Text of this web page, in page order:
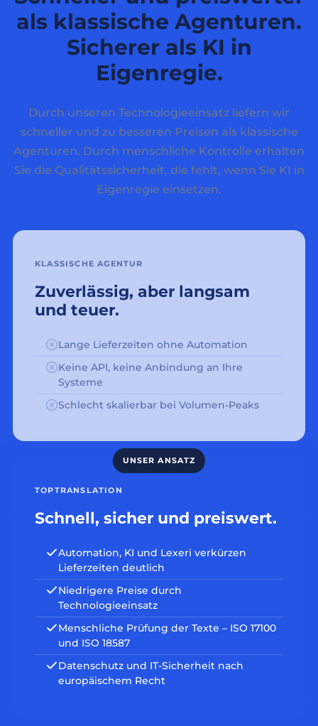
als klassische Agenturen.
Sicherer als KI in
Eigenregie.
Durch unseren Technologieeinsatz liefern wir
schneller und zu besseren Preisen als klassische
Agenturen. Durch menschliche Kontrolle erhalten
Sie die Qualitätssicherheit, die fehlt, wenn Sie KI in
Eigenregie einsetzen.
KLASSISCHE AGENTUR
Zuverlässig, aber langsam
und teuer.
Lange Lieferzeiten ohne Automation
Keine API, keine Anbindung an Ihre
Systeme
Schlecht skalierbar bei Volumen-Peaks
TOPTRANSLATION
Schnell, sicher und preiswert.
Automation, KI und Lexeri verkürzen
Lieferzeiten deutlich
Niedrigere Preise durch
Technologieeinsatz
Menschliche Prüfung der Texte – ISO 17100
und ISO 18587
Datenschutz und IT-Sicherheit nach
europäischem Recht